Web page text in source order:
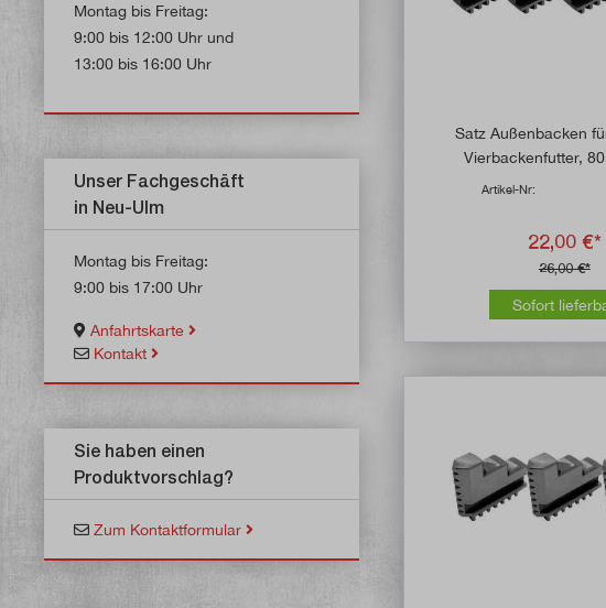
Montag bis Freitag:
9:00 bis 12:00 Uhr und
13:00 bis 16:00 Uhr
Unser Fachgeschäft
in Neu-Ulm
Montag bis Freitag:
9:00 bis 17:00 Uhr
Anfahrtskarte
Kontakt
Sie haben einen
Produktvorschlag?
Zum Kontaktformular
Satz Außenbacken
Vierbackenfutter,
Artikel-Nr:
22,00 €*
26,00 €*
Sofort